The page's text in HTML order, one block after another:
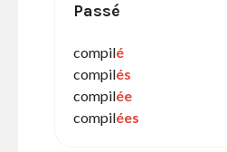
Passé
compilé
compilés
compilée
compilées